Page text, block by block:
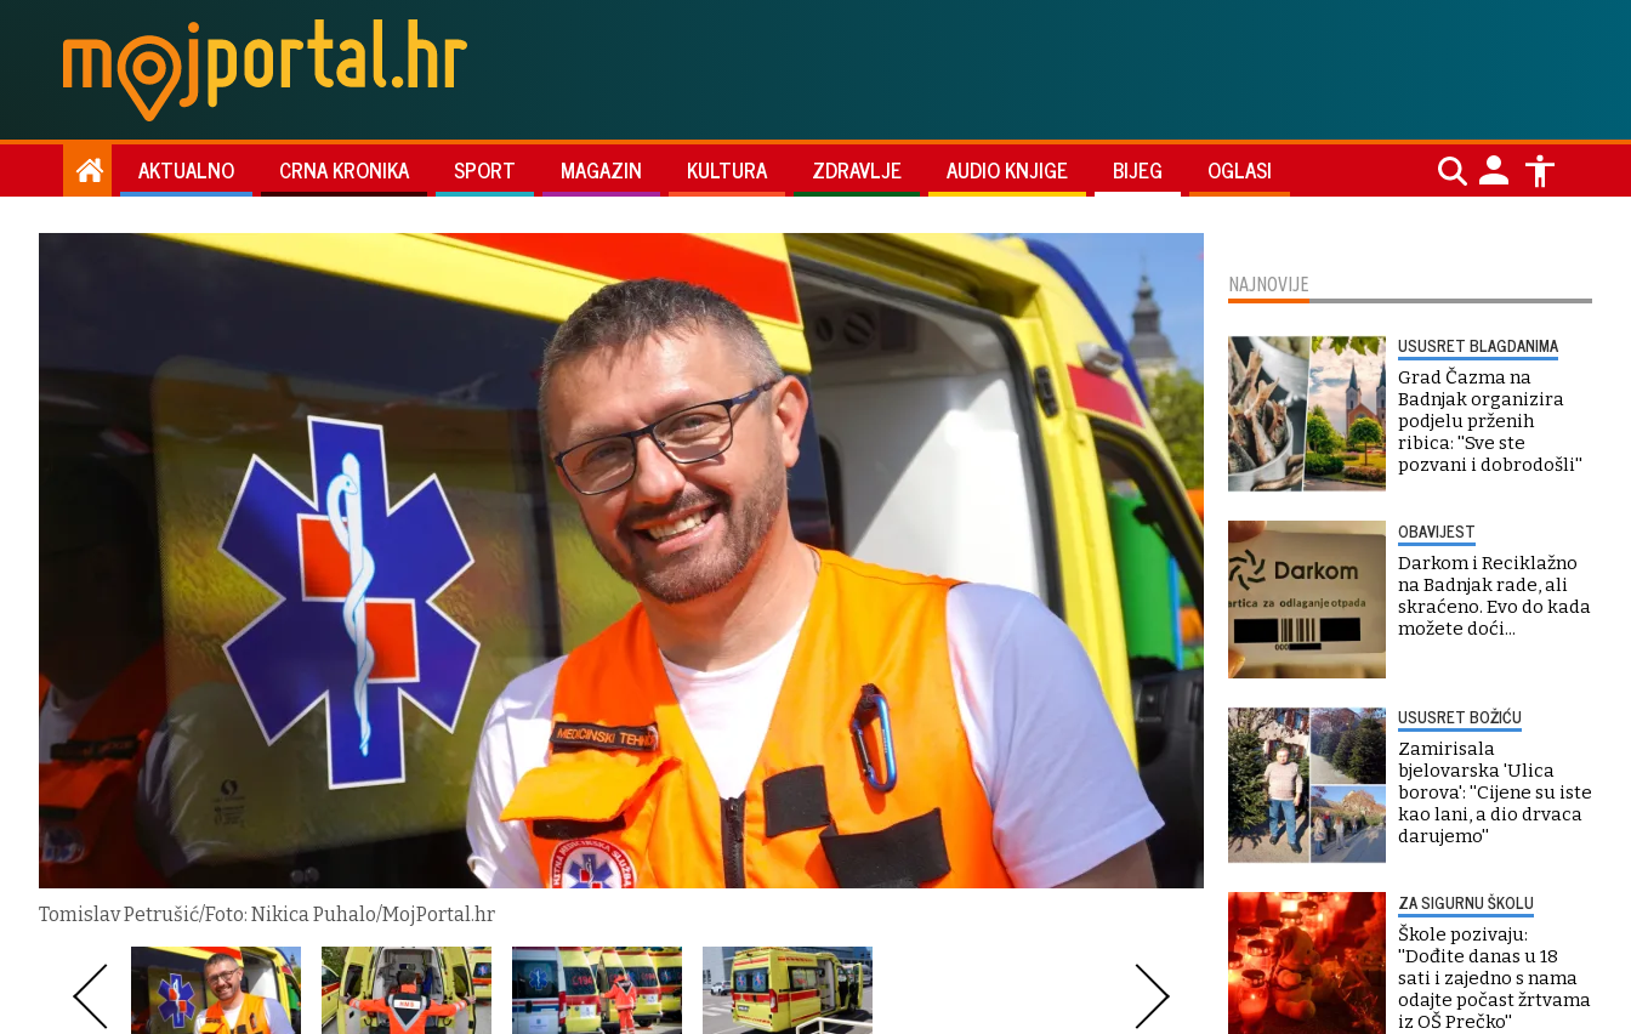
AKTUALNO CRNA KRONIKA SPORT MAGAZIN KULTURA ZDRAVLJE AUDIO KNJIGE BIJEG OGLASI
Tomislav Petrušić/Foto: Nikica Puhalo/MojPortal.hr
NAJNOVIJE
USUSRET BLAGDANIMA
Grad Čazma na
Badnjak organizira
podjelu prženih
ribica: ''Sve ste
pozvani i dobrodošli''
OBAVIJEST
Darkom i Reciklažno
na Badnjak rade, ali
skraćeno. Evo do kada
možete doći...
USUSRET BOŽIĆU
Zamirisala
bjelovarska 'Ulica
borova': ''Cijene su iste
kao lani, a dio drvaca
darujemo''
ZA SIGURNU ŠKOLU
Škole pozivaju:
''Dođite danas u 18
sati i zajedno s nama
odajte počast žrtvama
iz OŠ Prečko''